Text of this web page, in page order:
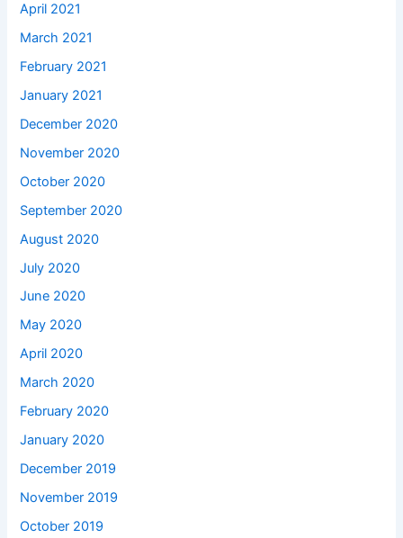
April 2021
March 2021
February 2021
January 2021
December 2020
November 2020
October 2020
September 2020
August 2020
July 2020
June 2020
May 2020
April 2020
March 2020
February 2020
January 2020
December 2019
November 2019
October 2019